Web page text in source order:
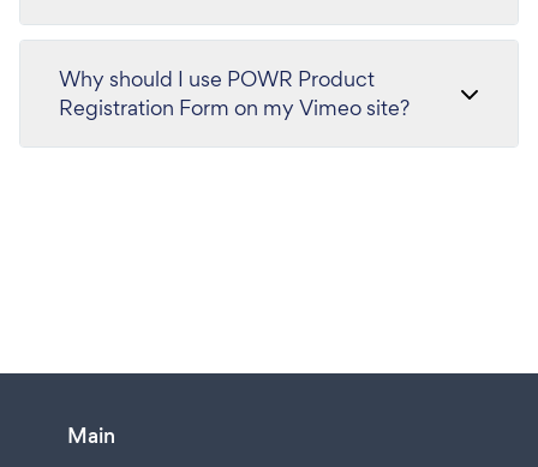
Why should I use POWR Product
Registration Form on my Vimeo site?
Main